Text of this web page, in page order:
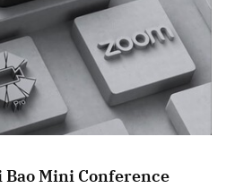
Bao Mini Conference